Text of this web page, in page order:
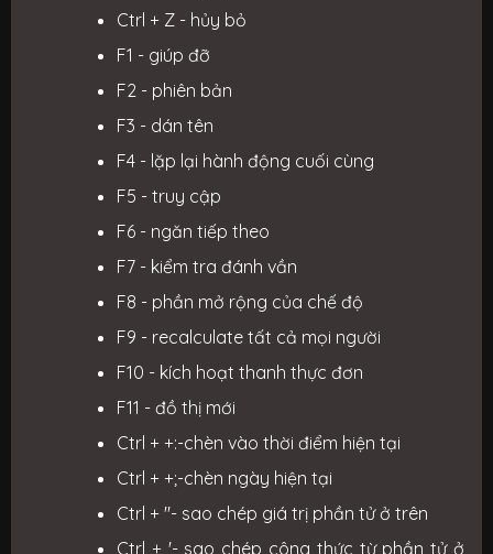
Ctrl + Z - hủy bỏ
F1 - giúp đỡ
F2 - phiên bản
F3 - dán tên
F4 - lặp lại hành động cuối cùng
F5 - truy cập
F6 - ngăn tiếp theo
F7 - kiểm tra đánh vần
F8 - phần mở rộng của chế độ
F9 - recalculate tất cả mọi người
F10 - kích hoạt thanh thực đơn
F11 - đồ thị mới
Ctrl + +:-chèn vào thời điểm hiện tại
Ctrl + +;-chèn ngày hiện tại
Ctrl + "- sao chép giá trị phần tử ở trên
Ctrl + '- sao chép công thức từ phần tử ở